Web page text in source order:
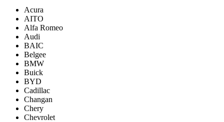
Acura
AITO
Alfa Romeo
Audi
BAIC
Belgee
BMW
Buick
BYD
Cadillac
Changan
Chery
Chevrolet